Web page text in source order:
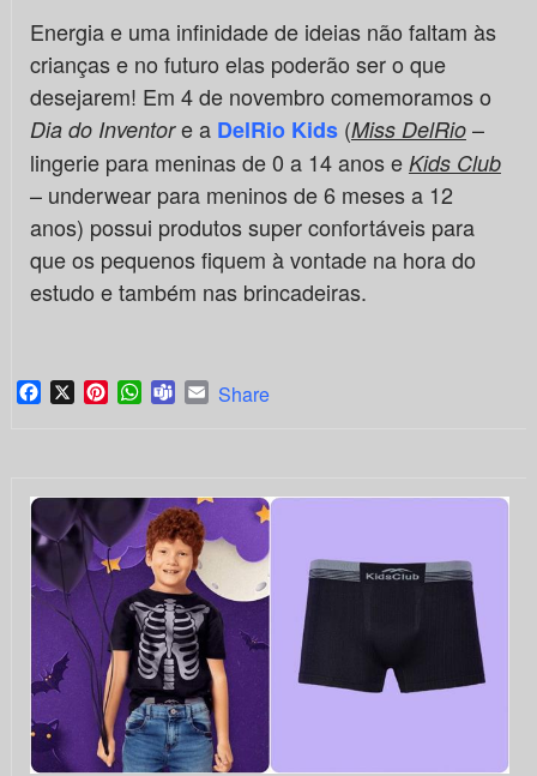
Energia e uma infinidade de ideias não faltam às
crianças e no futuro elas poderão ser o que
desejarem! Em 4 de novembro comemoramos o
Dia do Inventore a DelRio Kids(Miss DelRio–
lingerie para meninas de 0 a 14 anos e Kids Club
– underwear para meninos de 6 meses a 12
anos) possui produtos super confortáveis para
que os pequenos fiquem à vontade na hora do
estudo e também nas brincadeiras.
Facebook
X PinterestWhatsApp
TeamsEmail
Share